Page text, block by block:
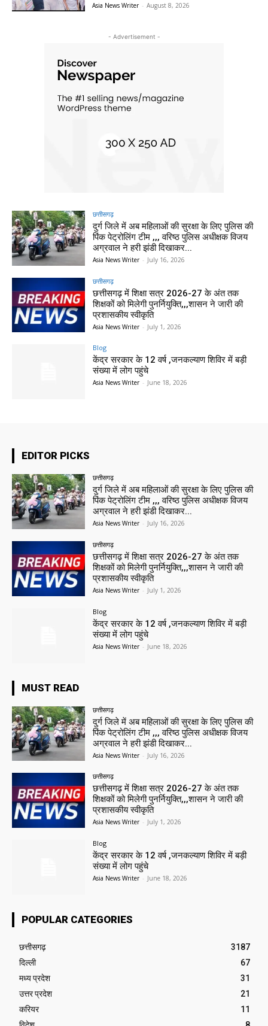
Asia News Writer - August 8, 2026
- Advertisement -
छत्तीसगढ़
दुर्ग जिले में अब महिलाओं की सुरक्षा के लिए पुलिस की
पिंक पेट्रोलिंग टीम ,,, वरिष्ठ पुलिस अधीक्षक विजय
अग्रवाल ने हरी झंडी दिखाकर...
Asia News Writer - July 16, 2026
छत्तीसगढ़
छत्तीसगढ़ में शिक्षा सत्र 2026-27 के अंत तक
शिक्षकों को मिलेगी पुनर्नियुक्ति,,,शासन ने जारी की
प्रशासकीय स्वीकृति
Asia News Writer - July 1, 2026
Blog
केंद्र सरकार के 12 वर्ष ,जनकल्याण शिविर में बड़ी
संख्या में लोग पहुंचे
Asia News Writer - June 18, 2026
EDITOR PICKS
छत्तीसगढ़
दुर्ग जिले में अब महिलाओं की सुरक्षा के लिए पुलिस की
पिंक पेट्रोलिंग टीम ,,, वरिष्ठ पुलिस अधीक्षक विजय
अग्रवाल ने हरी झंडी दिखाकर...
Asia News Writer - July 16, 2026
छत्तीसगढ़
छत्तीसगढ़ में शिक्षा सत्र 2026-27 के अंत तक
शिक्षकों को मिलेगी पुनर्नियुक्ति,,,शासन ने जारी की
प्रशासकीय स्वीकृति
Asia News Writer - July 1, 2026
Blog
केंद्र सरकार के 12 वर्ष ,जनकल्याण शिविर में बड़ी
संख्या में लोग पहुंचे
Asia News Writer - June 18, 2026
MUST READ
छत्तीसगढ़
दुर्ग जिले में अब महिलाओं की सुरक्षा के लिए पुलिस की
पिंक पेट्रोलिंग टीम ,,, वरिष्ठ पुलिस अधीक्षक विजय
अग्रवाल ने हरी झंडी दिखाकर...
Asia News Writer - July 16, 2026
छत्तीसगढ़
छत्तीसगढ़ में शिक्षा सत्र 2026-27 के अंत तक
शिक्षकों को मिलेगी पुनर्नियुक्ति,,,शासन ने जारी की
प्रशासकीय स्वीकृति
Asia News Writer - July 1, 2026
Blog
केंद्र सरकार के 12 वर्ष ,जनकल्याण शिविर में बड़ी
संख्या में लोग पहुंचे
Asia News Writer - June 18, 2026
POPULAR CATEGORIES
छत्तीसगढ़
3187
दिल्ली
67
मध्य प्रदेश
31
उत्तर प्रदेश
21
करियर
11